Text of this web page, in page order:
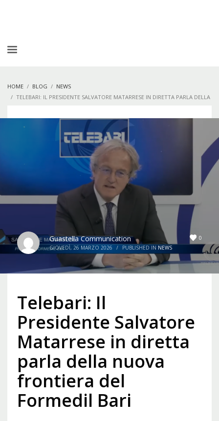
HOME BLOG
NEWS
TELEBARI: IL PRESIDENTE SALVATORE MATARRESE IN DIRETTA PARLA DELLA
0
Guastella Communication
GIOVEDÌ, 26 MARZO 2026 / PUBLISHED IN NEWS
Telebari: Il
Presidente Salvatore
Matarrese in diretta
parla della nuova
frontiera del
Formedil Bari